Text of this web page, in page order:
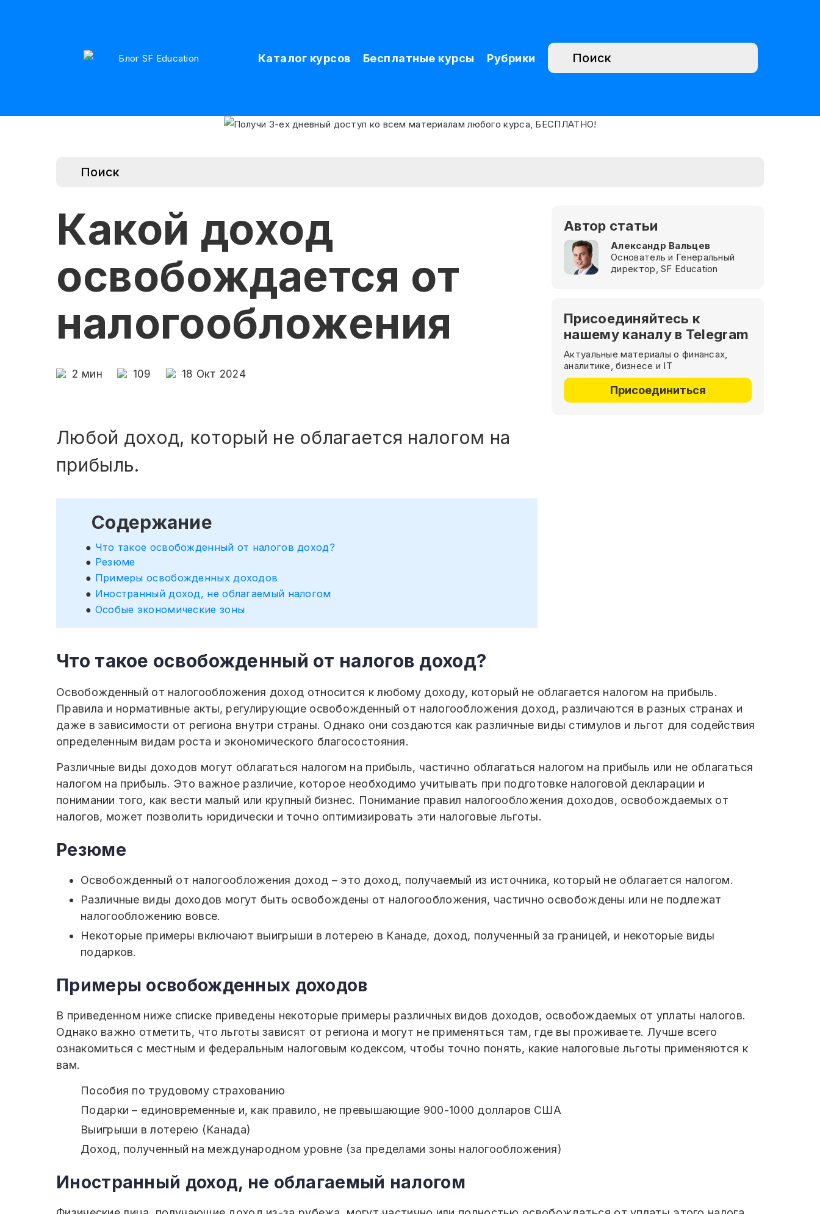
Каталог курсов Бесплатные курсы Рубрики
Какой доход
освобождается от
налогообложения
2 мин 109 18 Окт 2024
Автор статьи
Александр Вальцев
Основатель и Генеральный
директор, SF Education
Присоединяйтесь к
нашему каналу в Telegram
Актуальные материалы о финансах,
аналитике, бизнесе и IT
Присоединиться
Любой доход, который не облагается налогом на
прибыль.
Содержание
Что такое освобожденный от налогов доход?
Резюме
Примеры освобожденных доходов
Иностранный доход, не облагаемый налогом
Особые экономические зоны
Что такое освобожденный от налогов доход?
Освобожденный от налогообложения доход относится к любому доходу, который не облагается налогом на прибыль.
Правила и нормативные акты, регулирующие освобожденный от налогообложения доход, различаются в разных странах и
даже в зависимости от региона внутри страны. Однако они создаются как различные виды стимулов и льгот для содействия
определенным видам роста и экономического благосостояния.
Различные виды доходов могут облагаться налогом на прибыль, частично облагаться налогом на прибыль или не облагаться
налогом на прибыль. Это важное различие, которое необходимо учитывать при подготовке налоговой декларации и
понимании того, как вести малый или крупный бизнес. Понимание правил налогообложения доходов, освобождаемых от
налогов, может позволить юридически и точно оптимизировать эти налоговые льготы.
Резюме
Освобожденный от налогообложения доход – это доход, получаемый из источника, который не облагается налогом.
Различные виды доходов могут быть освобождены от налогообложения, частично освобождены или не подлежат
налогообложению вовсе.
Некоторые примеры включают выигрыши в лотерею в Канаде, доход, полученный за границей, и некоторые виды
подарков.
Примеры освобожденных доходов
В приведенном ниже списке приведены некоторые примеры различных видов доходов, освобождаемых от уплаты налогов.
Однако важно отметить, что льготы зависят от региона и могут не применяться там, где вы проживаете. Лучше всего
ознакомиться с местным и федеральным налоговым кодексом, чтобы точно понять, какие налоговые льготы применяются к
вам.
Пособия по трудовому страхованию
Подарки – единовременные и, как правило, не превышающие 900-1000 долларов США
Выигрыши в лотерею (Канада)
Доход, полученный на международном уровне (за пределами зоны налогообложения)
Иностранный доход, не облагаемый налогом